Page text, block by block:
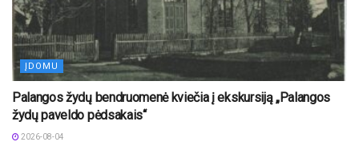
ĮDOMU
Palangos žydų bendruomenė kviečia į ekskursiją „Palangos
žydų paveldo pėdsakais“
2026-08-04